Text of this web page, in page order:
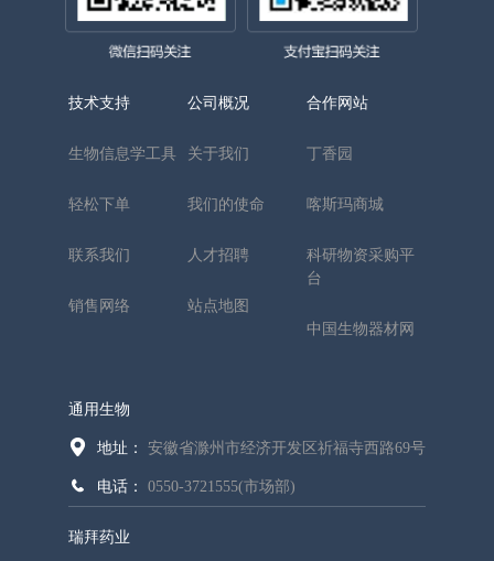
技术支持
生物信息学工具
轻松下单
联系我们
销售网络
公司概况
关于我们
我们的使命
人才招聘
站点地图
合作网站
丁香园
喀斯玛商城
科研物资采购平
台
中国生物器材网
通用生物
地址： 安徽省滁州市经济开发区祈福寺西路69号
电话： 0550-3721555(市场部)
瑞拜药业